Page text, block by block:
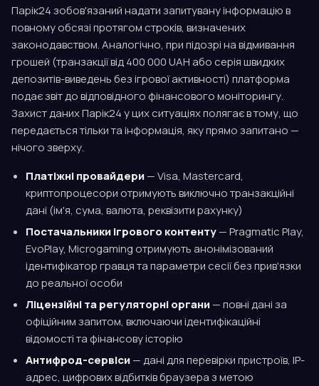
Парік24 зобов'язаний надати запитувану інформацію в
повному обсязі протягом строків, визначених
законодавством. Аналогічно, при підозрі на відмивання
грошей (транзакції від 400 000 UAH або серія швидких
депозитів-виведень без ігрової активності) платформа
подає звіт до відповідного фінансового моніторингу.
Захист даних Парік24 у цих ситуаціях полягає в тому, що
передається тільки та інформація, яку прямо запитано —
нічого зверху.
Платіжні провайдери— Visa, Mastercard,
криптопроцесори отримують виключно транзакційні
дані (ім'я, сума, валюта, реквізити рахунку)
Постачальники ігрового контенту— Pragmatic Play,
EvoPlay, Microgaming отримують анонімізований
ідентифікатор гравця та параметри сесії без прив'язки
до реальної особи
Ліцензійні та регуляторні органи— повні дані за
офіційним запитом, включаючи ідентифікаційні
відомості та фінансову історію
Антифрод-сервіси— дані для перевірки пристроїв, IP-
адрес, цифрових відбитків браузера з метою